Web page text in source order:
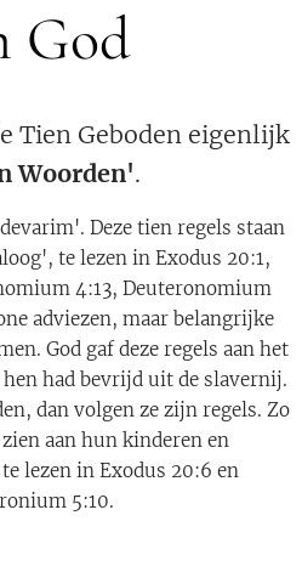
God
Tien Geboden eigenlijk
Woorden'.
Deze tien regels staan
te lezen in Exodus 20:1,
4:13, Deuteronomium
adviezen, maar belangrijke
God gaf deze regels aan het
had bevrijd uit de slavernij.
dan volgen ze zijn regels. Zo
aan hun kinderen en
lezen in Exodus 20:6 en
5:10.